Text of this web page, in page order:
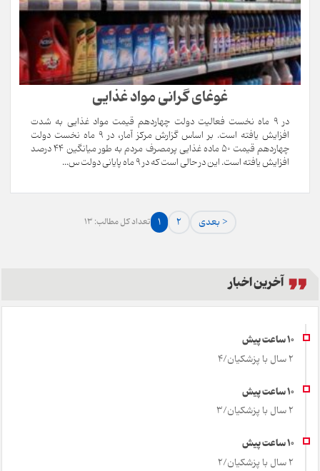
غوغای گرانی مواد غذایی
در 9 ماه نخست فعالیت دولت چهاردهم قیمت مواد غذایی به شدت
افزایش یافته است. بر اساس گزارش مرکز آمار، در 9 ماه نخست دولت
چهاردهم قیمت 50 ماده غذایی پرمصرف مردم به طور میانگین 44 درصد
افزایش یافته است. این در حالی است که در 9 ماه پایانی دولت س...
تعداد کل مطالب: 13 1 2 بعدی >
آخرین اخبار
2 سال با پزشکیان/4
2 سال با پزشکیان/3
2 سال با پزشکیان/2